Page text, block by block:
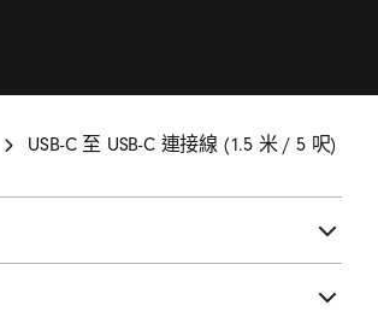
登記
腳
USB-C 至 USB-C 連接線 (1.5 米 / 5 呎)